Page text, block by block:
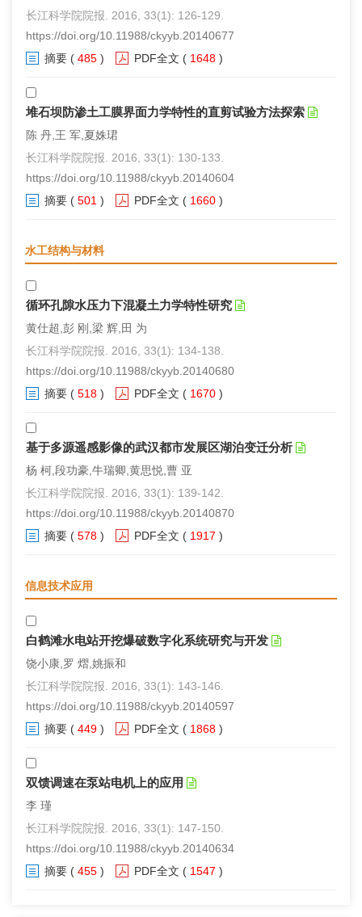
长江科学院院报. 2016, 33(1): 126-129.
https://doi.org/10.11988/ckyyb.20140677
摘要 ( 485 ) PDF全文 ( 1648 )
堆石坝防渗土工膜界面力学特性的直剪试验方法探索
陈 丹,王 军,夏姝珺
长江科学院院报. 2016, 33(1): 130-133.
https://doi.org/10.11988/ckyyb.20140604
摘要 ( 501 ) PDF全文 ( 1660 )
水工结构与材料
循环孔隙水压力下混凝土力学特性研究
黄仕超,彭 刚,梁 辉,田 为
长江科学院院报. 2016, 33(1): 134-138.
https://doi.org/10.11988/ckyyb.20140680
摘要 ( 518 ) PDF全文 ( 1670 )
基于多源遥感影像的武汉都市发展区湖泊变迁分析
杨 柯,段功豪,牛瑞卿,黄思悦,曹 亚
长江科学院院报. 2016, 33(1): 139-142.
https://doi.org/10.11988/ckyyb.20140870
摘要 ( 578 ) PDF全文 ( 1917 )
信息技术应用
白鹤滩水电站开挖爆破数字化系统研究与开发
饶小康,罗 熠,姚振和
长江科学院院报. 2016, 33(1): 143-146.
https://doi.org/10.11988/ckyyb.20140597
摘要 ( 449 ) PDF全文 ( 1868 )
双馈调速在泵站电机上的应用
李 瑾
长江科学院院报. 2016, 33(1): 147-150.
https://doi.org/10.11988/ckyyb.20140634
摘要 ( 455 ) PDF全文 ( 1547 )